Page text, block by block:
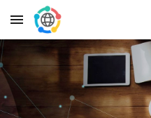
Skip to main content